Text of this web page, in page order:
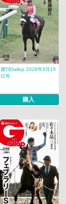
週刊Gallop 2026年3月15
日号
購入